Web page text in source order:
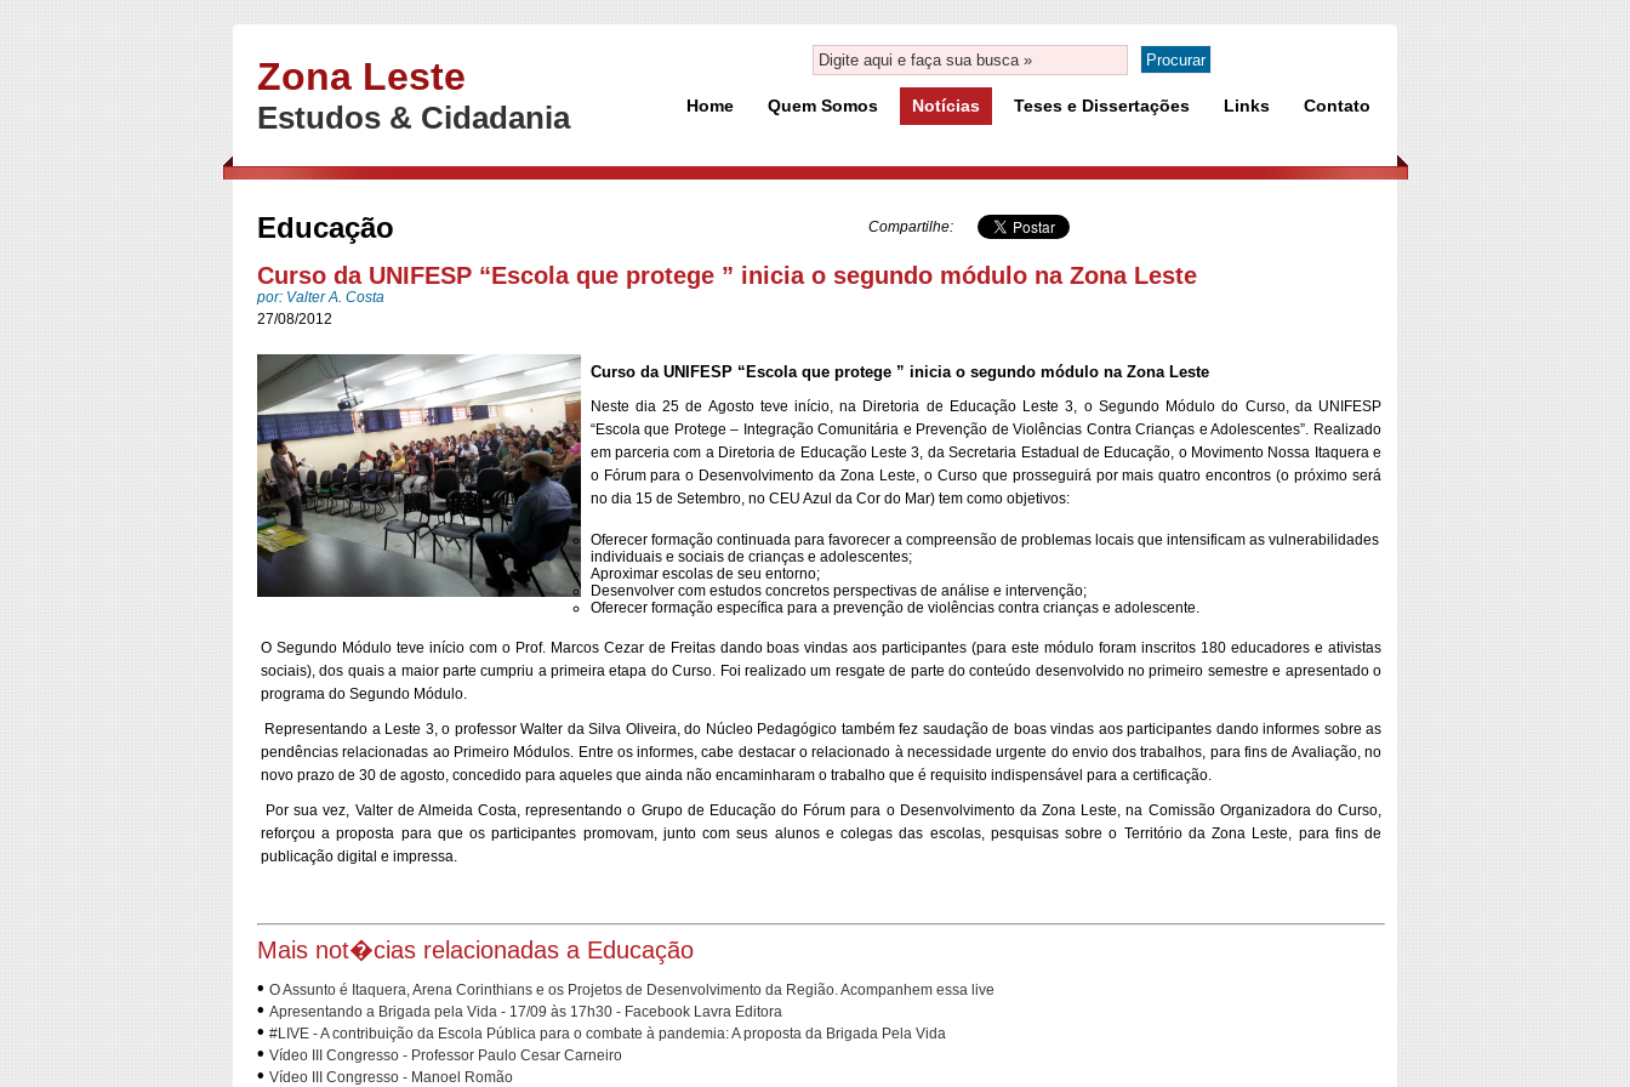
Zona Leste
Estudos & Cidadania Home Quem Somos Notícias Teses e Dissertações Links Contato
Educação Compartilhe:
Curso da UNIFESP “Escola que protege ” inicia o segundo módulo na Zona Leste
por: Valter A. Costa
27/08/2012
Curso da UNIFESP “Escola que protege ” inicia o segundo módulo na Zona Leste
Neste dia 25 de Agosto teve início, na Diretoria de Educação Leste 3, o Segundo Módulo do Curso, da UNIFESP
“Escola que Protege – Integração Comunitária e Prevenção de Violências Contra Crianças e Adolescentes”. Realizado
em parceria com a Diretoria de Educação Leste 3, da Secretaria Estadual de Educação, o Movimento Nossa Itaquera e
o Fórum para o Desenvolvimento da Zona Leste, o Curso que prosseguirá por mais quatro encontros (o próximo será
no dia 15 de Setembro, no CEU Azul da Cor do Mar) tem como objetivos:
Oferecer formação continuada para favorecer a compreensão de problemas locais que intensificam as vulnerabilidades
individuais e sociais de crianças e adolescentes;
Aproximar escolas de seu entorno;
Desenvolver com estudos concretos perspectivas de análise e intervenção;
Oferecer formação específica para a prevenção de violências contra crianças e adolescente.
O Segundo Módulo teve início com o Prof. Marcos Cezar de Freitas dando boas vindas aos participantes (para este módulo foram inscritos 180 educadores e ativistas
sociais), dos quais a maior parte cumpriu a primeira etapa do Curso. Foi realizado um resgate de parte do conteúdo desenvolvido no primeiro semestre e apresentado o
programa do Segundo Módulo.
Representando a Leste 3, o professor Walter da Silva Oliveira, do Núcleo Pedagógico também fez saudação de boas vindas aos participantes dando informes sobre as
pendências relacionadas ao Primeiro Módulos. Entre os informes, cabe destacar o relacionado à necessidade urgente do envio dos trabalhos, para fins de Avaliação, no
novo prazo de 30 de agosto, concedido para aqueles que ainda não encaminharam o trabalho que é requisito indispensável para a certificação.
Por sua vez, Valter de Almeida Costa, representando o Grupo de Educação do Fórum para o Desenvolvimento da Zona Leste, na Comissão Organizadora do Curso,
reforçou a proposta para que os participantes promovam, junto com seus alunos e colegas das escolas, pesquisas sobre o Território da Zona Leste, para fins de
publicação digital e impressa.
Mais not�cias relacionadas a Educação
• O Assunto é Itaquera, Arena Corinthians e os Projetos de Desenvolvimento da Região. Acompanhem essa live
• Apresentando a Brigada pela Vida - 17/09 às 17h30 - Facebook Lavra Editora
• #LIVE - A contribuição da Escola Pública para o combate à pandemia: A proposta da Brigada Pela Vida
• Vídeo III Congresso - Professor Paulo Cesar Carneiro
• Vídeo III Congresso - Manoel Romão